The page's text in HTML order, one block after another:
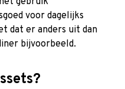
voor dagelijks
dat er anders uit dan
bijvoorbeeld.